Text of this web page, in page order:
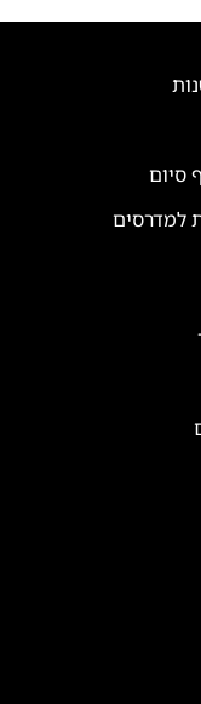
סיום
למדרסים